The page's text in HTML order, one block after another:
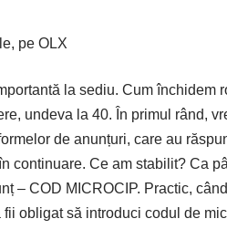
pe OLX
la sediu. Cum închidem
undeva la 40. În primul rând,
de anunțuri, care au
continuare. Ce am stabilit? Ca
– COD MICROCIP. Practic,
obligat să introduci codul de